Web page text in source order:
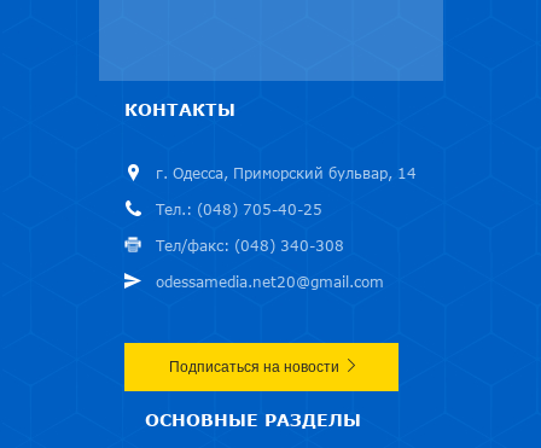
КОНТАКТЫ
г. Одесса, Приморский бульвар, 14
Тел.: (048) 705-40-25
Тел/факс: (048) 340-308
odessamedia.net20@gmail.com
Подписаться на новости
ОСНОВНЫЕ РАЗДЕЛЫ